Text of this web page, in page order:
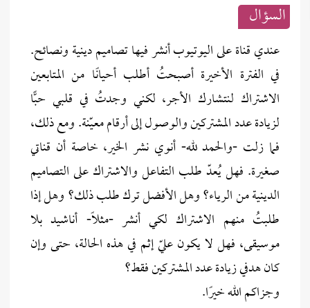
السؤال
عندي قناة على اليوتيوب أنشر فيها تصاميم دينية ونصائح.
في الفترة الأخيرة أصبحتُ أطلب أحيانًا من المتابعين
الاشتراك لنتشارك الأجر، لكني وجدتُ في قلبي حبًّا
لزيادة عدد المشتركين والوصول إلى أرقام معيّنة. ومع ذلك،
فما زلت -والحمد لله- أنوي نشر الخير، خاصة أن قناتي
صغيرة. فهل يُعدّ طلب التفاعل والاشتراك على التصاميم
الدينية من الرياء؟ وهل الأفضل ترك طلب ذلك؟ وهل إذا
طلبتُ منهم الاشتراك لكي أنشر -مثلًا- أناشيد بلا
موسيقى، فهل لا يكون عليّ إثم في هذه الحالة، حتى وإن
كان هدفي زيادة عدد المشتركين فقط؟
وجزاكم الله خيرًا.